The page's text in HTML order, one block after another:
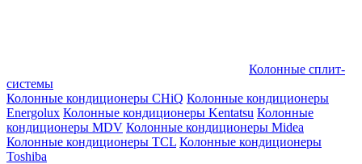
Колонные сплит-
системы
Колонные кондиционеры CHiQ Колонные кондиционеры
Energolux Колонные кондиционеры Kentatsu Колонные
кондиционеры MDV Колонные кондиционеры Midea
Колонные кондиционеры TCL Колонные кондиционеры
Toshiba